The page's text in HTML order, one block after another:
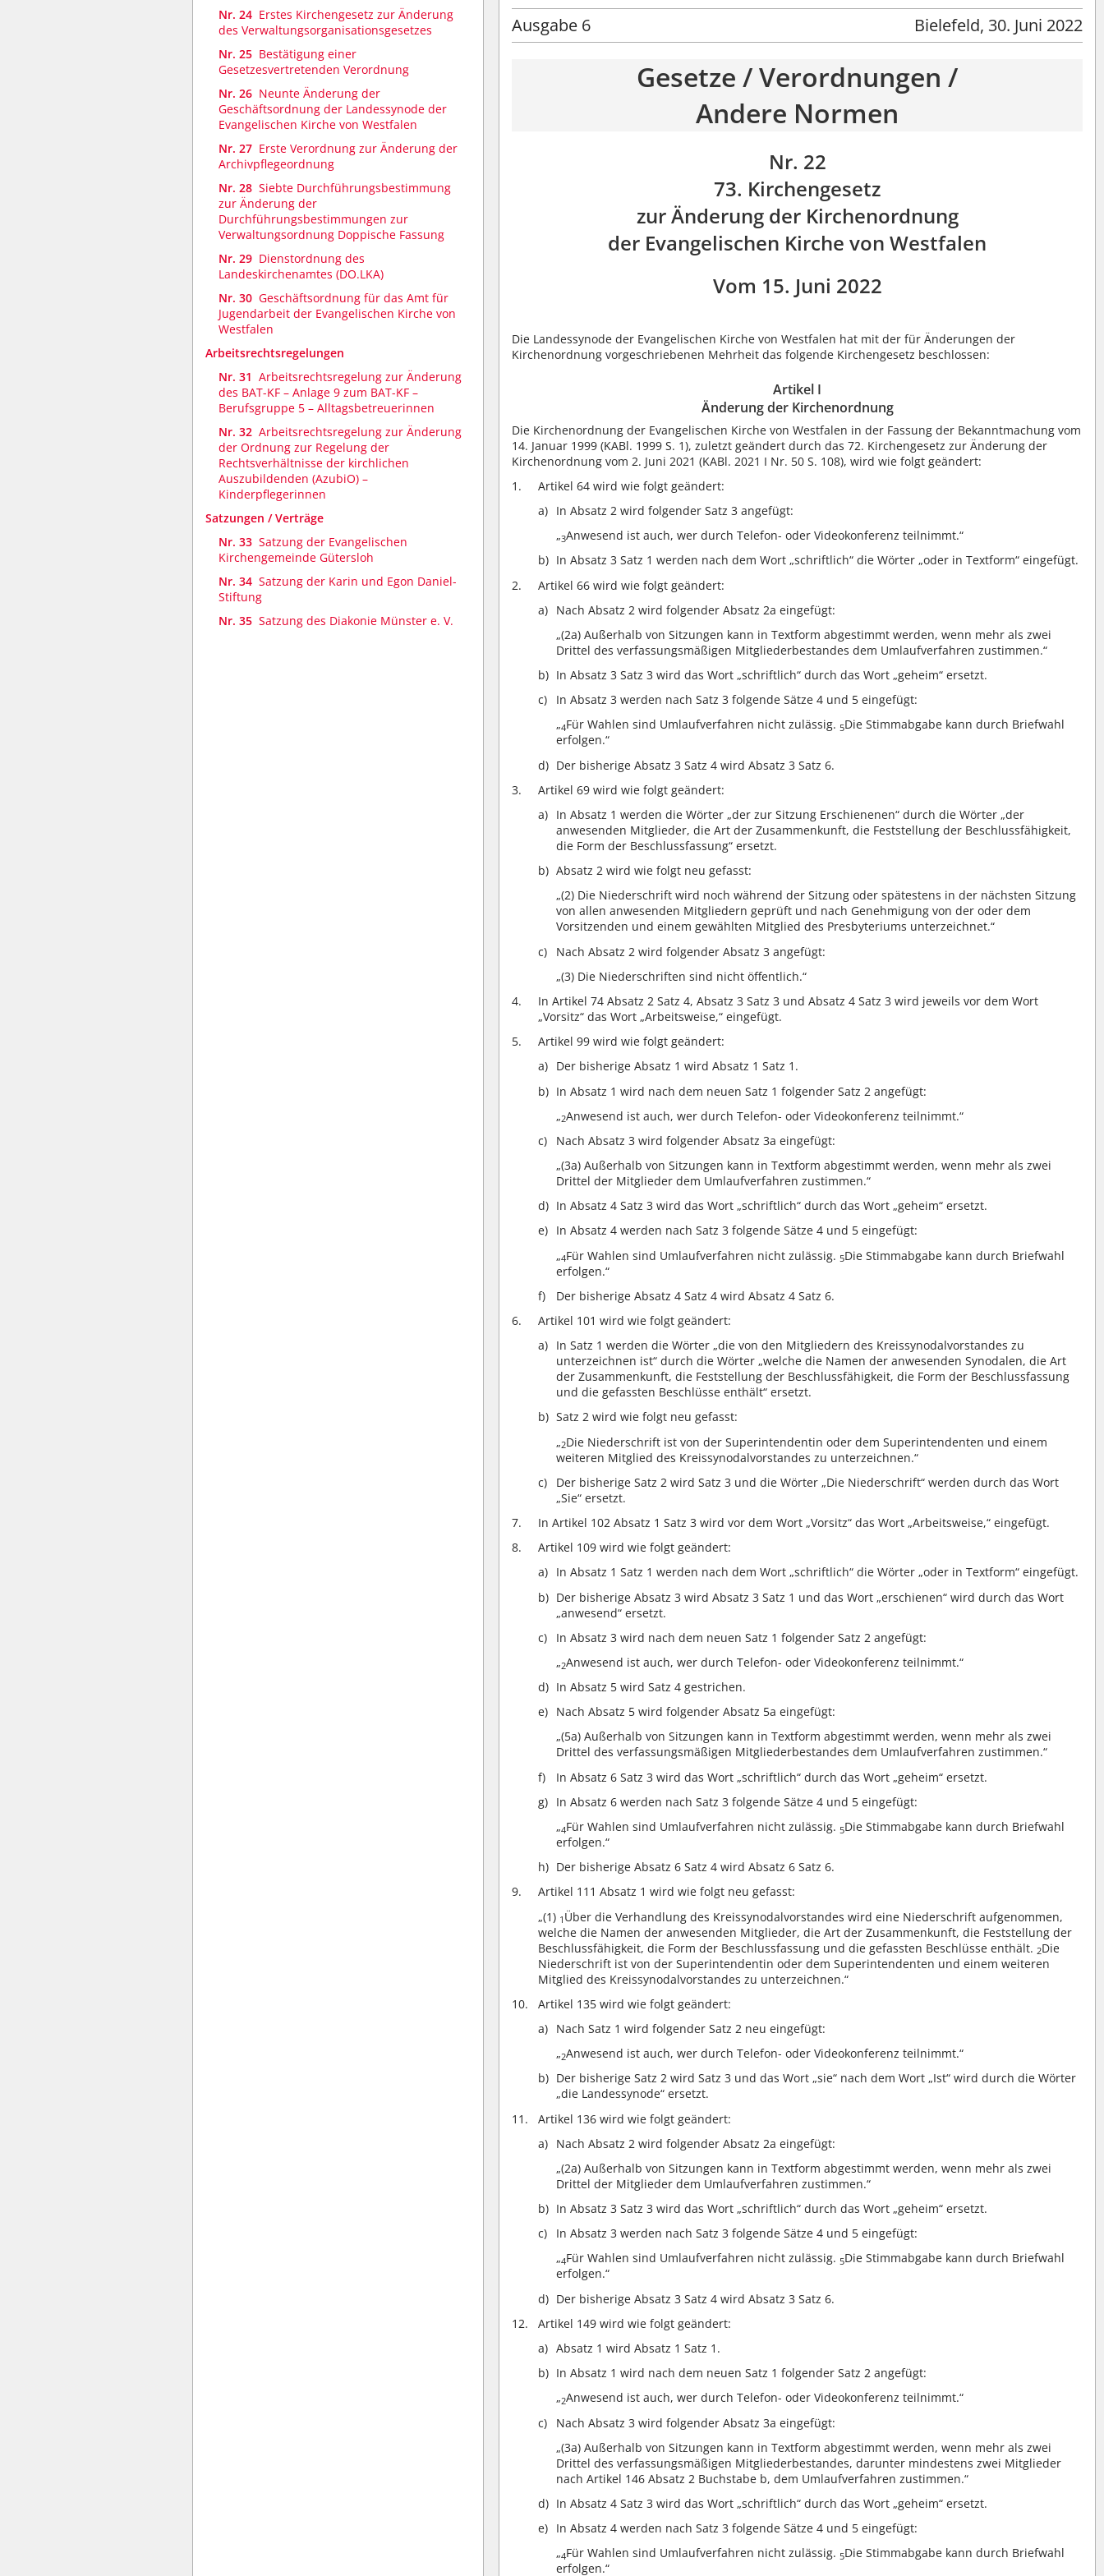
Nr. 24 Erstes Kirchengesetz zur Änderung
des Verwaltungsorganisationsgesetzes
Nr. 25 Bestätigung einer
Gesetzesvertretenden Verordnung
Nr. 26 Neunte Änderung der
Geschäftsordnung der Landessynode der
Evangelischen Kirche von Westfalen
Nr. 27 Erste Verordnung zur Änderung der
Archivpflegeordnung
Nr. 28 Siebte Durchführungsbestimmung
zur Änderung der
Durchführungsbestimmungen zur
Verwaltungsordnung Doppische Fassung
Nr. 29 Dienstordnung des
Landeskirchenamtes (DO.LKA)
Nr. 30 Geschäftsordnung für das Amt für
Jugendarbeit der Evangelischen Kirche von
Westfalen
Arbeitsrechtsregelungen
Nr. 31 Arbeitsrechtsregelung zur Änderung
des BAT-KF – Anlage 9 zum BAT-KF –
Berufsgruppe 5 – Alltagsbetreuerinnen
Nr. 32 Arbeitsrechtsregelung zur Änderung
der Ordnung zur Regelung der
Rechtsverhältnisse der kirchlichen
Auszubildenden (AzubiO) –
Kinderpflegerinnen
Satzungen / Verträge
Nr. 33 Satzung der Evangelischen
Kirchengemeinde Gütersloh
Nr. 34 Satzung der Karin und Egon Daniel-
Stiftung
Nr. 35 Satzung des Diakonie Münster e. V.
Ausgabe 6 Bielefeld, 30. Juni 2022
Gesetze / Verordnungen /
Andere Normen
Nr. 22
73. Kirchengesetz
zur Änderung der Kirchenordnung
der Evangelischen Kirche von Westfalen
Vom 15. Juni 2022
Die Landessynode der Evangelischen Kirche von Westfalen hat mit der für Änderungen der
Kirchenordnung vorgeschriebenen Mehrheit das folgende Kirchengesetz beschlossen:
Artikel I
Änderung der Kirchenordnung
Die Kirchenordnung der Evangelischen Kirche von Westfalen in der Fassung der Bekanntmachung vom
14. Januar 1999 (KABl. 1999 S. 1), zuletzt geändert durch das 72. Kirchengesetz zur Änderung der
Kirchenordnung vom 2. Juni 2021 (KABl. 2021 I Nr. 50 S. 108), wird wie folgt geändert:
Artikel 64 wird wie folgt geändert:
In Absatz 2 wird folgender Satz 3 angefügt:
„3Anwesend ist auch, wer durch Telefon- oder Videokonferenz teilnimmt.“
In Absatz 3 Satz 1 werden nach dem Wort „schriftlich“ die Wörter „oder in Textform“ eingefügt.
Artikel 66 wird wie folgt geändert:
Nach Absatz 2 wird folgender Absatz 2a eingefügt:
„(2a) Außerhalb von Sitzungen kann in Textform abgestimmt werden, wenn mehr als zwei
Drittel des verfassungsmäßigen Mitgliederbestandes dem Umlaufverfahren zustimmen.“
In Absatz 3 Satz 3 wird das Wort „schriftlich“ durch das Wort „geheim“ ersetzt.
In Absatz 3 werden nach Satz 3 folgende Sätze 4 und 5 eingefügt:
„4Für Wahlen sind Umlaufverfahren nicht zulässig. 5Die Stimmabgabe kann durch Briefwahl
erfolgen.“
Der bisherige Absatz 3 Satz 4 wird Absatz 3 Satz 6.
Artikel 69 wird wie folgt geändert:
In Absatz 1 werden die Wörter „der zur Sitzung Erschienenen“ durch die Wörter „der
anwesenden Mitglieder, die Art der Zusammenkunft, die Feststellung der Beschlussfähigkeit,
die Form der Beschlussfassung“ ersetzt.
Absatz 2 wird wie folgt neu gefasst:
„(2) Die Niederschrift wird noch während der Sitzung oder spätestens in der nächsten Sitzung
von allen anwesenden Mitgliedern geprüft und nach Genehmigung von der oder dem
Vorsitzenden und einem gewählten Mitglied des Presbyteriums unterzeichnet.“
Nach Absatz 2 wird folgender Absatz 3 angefügt:
„(3) Die Niederschriften sind nicht öffentlich.“
In Artikel 74 Absatz 2 Satz 4, Absatz 3 Satz 3 und Absatz 4 Satz 3 wird jeweils vor dem Wort
„Vorsitz“ das Wort „Arbeitsweise,“ eingefügt.
Artikel 99 wird wie folgt geändert:
Der bisherige Absatz 1 wird Absatz 1 Satz 1.
In Absatz 1 wird nach dem neuen Satz 1 folgender Satz 2 angefügt:
„2Anwesend ist auch, wer durch Telefon- oder Videokonferenz teilnimmt.“
Nach Absatz 3 wird folgender Absatz 3a eingefügt:
„(3a) Außerhalb von Sitzungen kann in Textform abgestimmt werden, wenn mehr als zwei
Drittel der Mitglieder dem Umlaufverfahren zustimmen.“
In Absatz 4 Satz 3 wird das Wort „schriftlich“ durch das Wort „geheim“ ersetzt.
In Absatz 4 werden nach Satz 3 folgende Sätze 4 und 5 eingefügt:
„4Für Wahlen sind Umlaufverfahren nicht zulässig. 5Die Stimmabgabe kann durch Briefwahl
erfolgen.“
Der bisherige Absatz 4 Satz 4 wird Absatz 4 Satz 6.
Artikel 101 wird wie folgt geändert:
In Satz 1 werden die Wörter „die von den Mitgliedern des Kreissynodalvorstandes zu
unterzeichnen ist“ durch die Wörter „welche die Namen der anwesenden Synodalen, die Art
der Zusammenkunft, die Feststellung der Beschlussfähigkeit, die Form der Beschlussfassung
und die gefassten Beschlüsse enthält“ ersetzt.
Satz 2 wird wie folgt neu gefasst:
„2Die Niederschrift ist von der Superintendentin oder dem Superintendenten und einem
weiteren Mitglied des Kreissynodalvorstandes zu unterzeichnen.“
Der bisherige Satz 2 wird Satz 3 und die Wörter „Die Niederschrift“ werden durch das Wort
„Sie“ ersetzt.
In Artikel 102 Absatz 1 Satz 3 wird vor dem Wort „Vorsitz“ das Wort „Arbeitsweise,“ eingefügt.
Artikel 109 wird wie folgt geändert:
In Absatz 1 Satz 1 werden nach dem Wort „schriftlich“ die Wörter „oder in Textform“ eingefügt.
Der bisherige Absatz 3 wird Absatz 3 Satz 1 und das Wort „erschienen“ wird durch das Wort
„anwesend“ ersetzt.
In Absatz 3 wird nach dem neuen Satz 1 folgender Satz 2 angefügt:
„2Anwesend ist auch, wer durch Telefon- oder Videokonferenz teilnimmt.“
In Absatz 5 wird Satz 4 gestrichen.
Nach Absatz 5 wird folgender Absatz 5a eingefügt:
„(5a) Außerhalb von Sitzungen kann in Textform abgestimmt werden, wenn mehr als zwei
Drittel des verfassungsmäßigen Mitgliederbestandes dem Umlaufverfahren zustimmen.“
In Absatz 6 Satz 3 wird das Wort „schriftlich“ durch das Wort „geheim“ ersetzt.
In Absatz 6 werden nach Satz 3 folgende Sätze 4 und 5 eingefügt:
„4Für Wahlen sind Umlaufverfahren nicht zulässig. 5Die Stimmabgabe kann durch Briefwahl
erfolgen.“
Der bisherige Absatz 6 Satz 4 wird Absatz 6 Satz 6.
Artikel 111 Absatz 1 wird wie folgt neu gefasst:
„(1) 1 Über die Verhandlung des Kreissynodalvorstandes wird eine Niederschrift aufgenommen,
welche die Namen der anwesenden Mitglieder, die Art der Zusammenkunft, die Feststellung der
Beschlussfähigkeit, die Form der Beschlussfassung und die gefassten Beschlüsse enthält. 2Die
Niederschrift ist von der Superintendentin oder dem Superintendenten und einem weiteren
Mitglied des Kreissynodalvorstandes zu unterzeichnen.“
Artikel 135 wird wie folgt geändert:
Nach Satz 1 wird folgender Satz 2 neu eingefügt:
„2Anwesend ist auch, wer durch Telefon- oder Videokonferenz teilnimmt.“
Der bisherige Satz 2 wird Satz 3 und das Wort „sie“ nach dem Wort „Ist“ wird durch die Wörter
„die Landessynode“ ersetzt.
Artikel 136 wird wie folgt geändert:
Nach Absatz 2 wird folgender Absatz 2a eingefügt:
„(2a) Außerhalb von Sitzungen kann in Textform abgestimmt werden, wenn mehr als zwei
Drittel der Mitglieder dem Umlaufverfahren zustimmen.“
In Absatz 3 Satz 3 wird das Wort „schriftlich“ durch das Wort „geheim“ ersetzt.
In Absatz 3 werden nach Satz 3 folgende Sätze 4 und 5 eingefügt:
„4Für Wahlen sind Umlaufverfahren nicht zulässig. 5Die Stimmabgabe kann durch Briefwahl
erfolgen.“
Der bisherige Absatz 3 Satz 4 wird Absatz 3 Satz 6.
Artikel 149 wird wie folgt geändert:
Absatz 1 wird Absatz 1 Satz 1.
In Absatz 1 wird nach dem neuen Satz 1 folgender Satz 2 angefügt:
„2Anwesend ist auch, wer durch Telefon- oder Videokonferenz teilnimmt.“
Nach Absatz 3 wird folgender Absatz 3a eingefügt:
„(3a) Außerhalb von Sitzungen kann in Textform abgestimmt werden, wenn mehr als zwei
Drittel des verfassungsmäßigen Mitgliederbestandes, darunter mindestens zwei Mitglieder
nach Artikel 146 Absatz 2 Buchstabe b, dem Umlaufverfahren zustimmen.“
In Absatz 4 Satz 3 wird das Wort „schriftlich“ durch das Wort „geheim“ ersetzt.
In Absatz 4 werden nach Satz 3 folgende Sätze 4 und 5 eingefügt:
„4Für Wahlen sind Umlaufverfahren nicht zulässig. 5Die Stimmabgabe kann durch Briefwahl
erfolgen.“